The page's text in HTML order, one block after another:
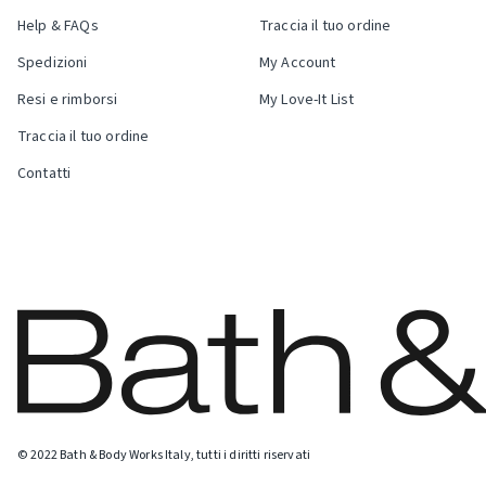
Help & FAQs
Spedizioni
Resi e rimborsi
Traccia il tuo ordine
Contatti
Traccia il tuo ordine
My Account
My Love-It List
© 2022 Bath & Body Works Italy, tutti i diritti riservati